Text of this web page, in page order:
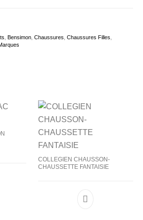
, Bensimon,Chaussures,Chaussures Filles,
a plusieurs variations. Les options
COLLEGIEN CHAUSSON-
CHAUSSETTE FANTAISIE